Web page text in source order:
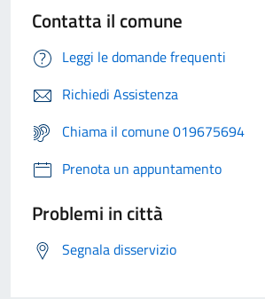
Contatta il comune
Leggi le domande frequenti
Richiedi Assistenza
Chiama il comune 019675694
Prenota un appuntamento
Problemi in città
Segnala disservizio